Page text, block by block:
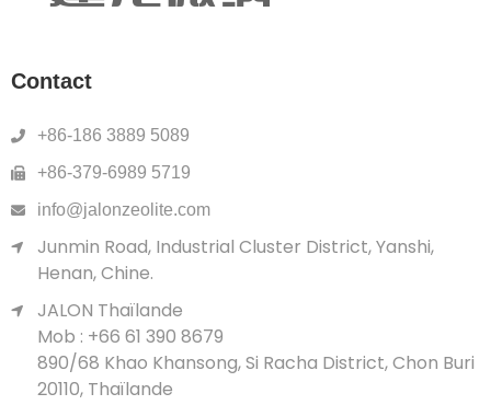
Contact
+86-186 3889 5089
+86-379-6989 5719
info@jalonzeolite.com
Junmin Road, Industrial Cluster District, Yanshi,
Henan, Chine.
JALON Thaïlande
Mob : +66 61 390 8679
890/68 Khao Khansong, Si Racha District, Chon Buri
20110, Thaïlande